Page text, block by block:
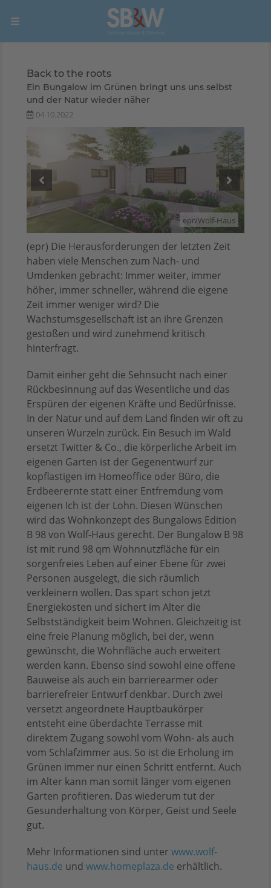
Back to the roots
Ein Bungalow im Grünen bringt uns uns selbst
und der Natur wieder näher
04.10.2022
epr/Wolf-Haus
(epr) Die Herausforderungen der letzten Zeit
haben viele Menschen zum Nach- und
Umdenken gebracht: Immer weiter, immer
höher, immer schneller, während die eigene
Zeit immer weniger wird? Die
Wachstumsgesellschaft ist an ihre Grenzen
gestoßen und wird zunehmend kritisch
hinterfragt.
Damit einher geht die Sehnsucht nach einer
Rückbesinnung auf das Wesentliche und das
Erspüren der eigenen Kräfte und Bedürfnisse.
In der Natur und auf dem Land finden wir oft zu
unseren Wurzeln zurück. Ein Besuch im Wald
ersetzt Twitter & Co., die körperliche Arbeit im
eigenen Garten ist der Gegenentwurf zur
kopflastigen im Homeoffice oder Büro, die
Erdbeerernte statt einer Entfremdung vom
eigenen Ich ist der Lohn. Diesen Wünschen
wird das Wohnkonzept des Bungalows Edition
B 98 von Wolf-Haus gerecht. Der Bungalow B 98
ist mit rund 98 qm Wohnnutzfläche für ein
sorgenfreies Leben auf einer Ebene für zwei
Personen ausgelegt, die sich räumlich
verkleinern wollen. Das spart schon jetzt
Energiekosten und sichert im Alter die
Selbstständigkeit beim Wohnen. Gleichzeitig ist
eine freie Planung möglich, bei der, wenn
gewünscht, die Wohnfläche auch erweitert
werden kann. Ebenso sind sowohl eine offene
Bauweise als auch ein barrierearmer oder
barrierefreier Entwurf denkbar. Durch zwei
versetzt angeordnete Hauptbaukörper
entsteht eine überdachte Terrasse mit
direktem Zugang sowohl vom Wohn- als auch
vom Schlafzimmer aus. So ist die Erholung im
Grünen immer nur einen Schritt entfernt. Auch
im Alter kann man somit länger vom eigenen
Garten profitieren. Das wiederum tut der
Gesunderhaltung von Körper, Geist und Seele
gut.
Mehr Informationen sind unter www.wolf-
haus.de und www.homeplaza.de erhältlich.